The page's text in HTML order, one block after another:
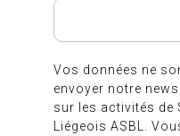
Vos données ne
envoyer notre
sur les activités de
Liégeois ASBL.